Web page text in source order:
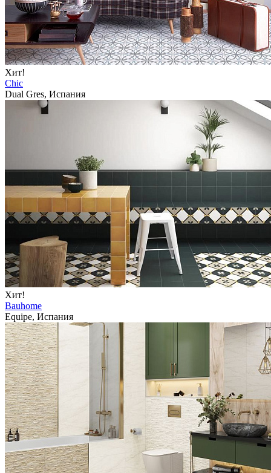
Хит!
Chic
Dual Gres, Испания
Хит!
Bauhome
Equipe, Испания